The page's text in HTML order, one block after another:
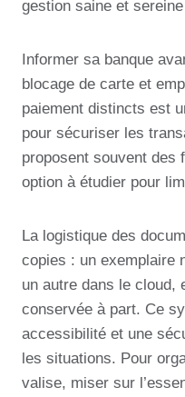
gestion saine et
Informer sa banque
blocage de carte et
paiement distincts est
pour sécuriser les
proposent souvent des
option à étudier pour
La logistique des
copies : un exemplaire
un autre dans le cloud,
conservée à part. Ce
accessibilité et une
les situations. Pour
valise, miser sur